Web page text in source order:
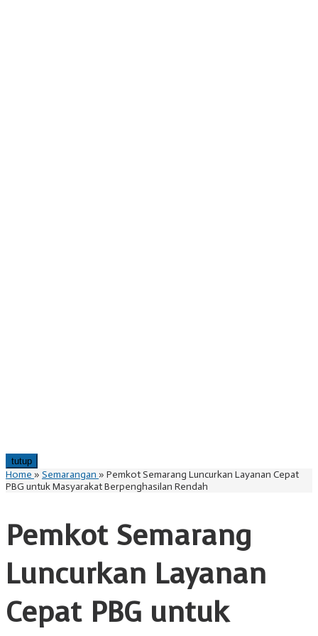
tutup
Home » Semarangan » Pemkot Semarang Luncurkan Layanan Cepat
PBG untuk Masyarakat Berpenghasilan Rendah
Pemkot Semarang
Luncurkan Layanan
Cepat PBG untuk